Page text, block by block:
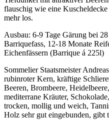
flauschig wie eine
mehr los.
Ausbau: 6-9 Tage Gärung bei
Barriquefass, 12-18 Monate
Eichenfässern (Barrique á 225l)
Sommelier Staatsmeister
rubinroter Kern, kräftige
Beeren, Brombeere,
mediterrane Kräuter,
trocken, mollig und weich,
Holz sehr gut eingebunden, gibt